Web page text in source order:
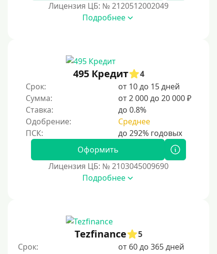
Лицензия ЦБ: № 2120512002049
Подробнее
495 Кредит
4
Срок:
от 10 до 15 дней
Сумма:
от 2 000 до 20 000 ₽
Ставка:
до 0.8%
Одобрение:
Среднее
Оформить
Лицензия ЦБ: № 2103045009690
Подробнее
Tezfinance
5
Срок:
от 60 до 365 дней